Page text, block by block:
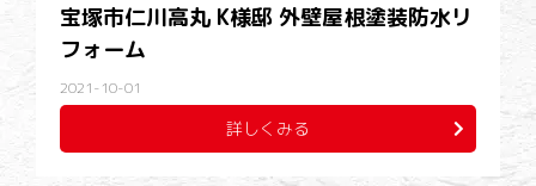
宝塚市仁川高丸 K様邸 外壁屋根塗装防水リ
フォーム
2021-10-01
詳しくみる